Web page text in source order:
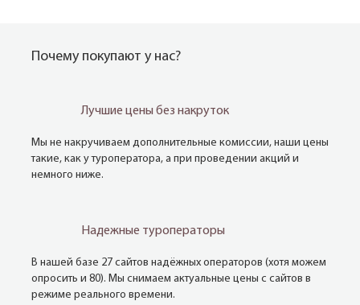
Почему покупают у нас?
Лучшие цены без накруток
Мы не накручиваем дополнительные комиссии, наши цены
такие, как у туроператора, а при проведении акций и
немного ниже.
Надежные туроператоры
В нашей базе 27 сайтов надёжных операторов (хотя можем
опросить и 80). Мы снимаем актуальные цены с сайтов в
режиме реального времени.